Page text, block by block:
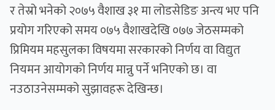
र तेस्रो भनेको २०७५ वैशाख ३१ मा लोडसेडिङ अन्त्य भए पनि
प्रयोग गरिएको समय ०७५ वैशाखदेखि ०७७ जेठसम्मको
प्रिमियम महसुलका विषयमा सरकारको निर्णय वा विद्युत
नियमन आयोगको निर्णय मान्नु पर्ने भनिएको छ। वा
नउठाउनेसम्मको सुझावहरू देखिन्छ।